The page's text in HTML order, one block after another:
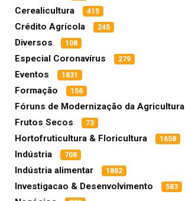
Cerealicultura 415
Crédito Agrícola 245
Diversos 108
Especial Coronavírus 279
Eventos 1831
Formação 156
Fóruns de Modernização da Agricultura
Frutos Secos 73
Hortofruticultura & Floricultura 1658
Indústria 708
Indústria alimentar 1882
Investigacao & Desenvolvimento 583